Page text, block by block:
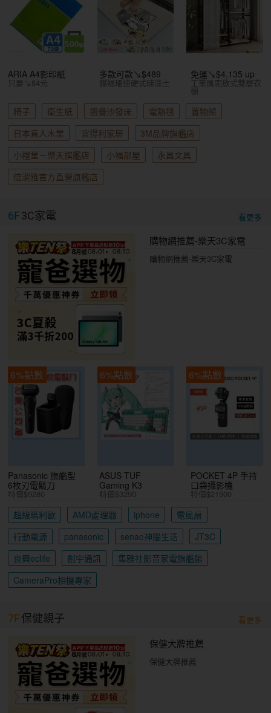
ARIA A4影印紙
只要↘84元
多款可款↘$489
貓福珊迪硬式硅藻土
免運↘$4,135 up
工業風開放式雙層衣
櫥
椅子 衛生紙 摺疊沙發床 電熱毯
置物架
日本直人木業
宜得利家居
3M品牌旗艦店
小禮堂－樂天旗艦店
小福部屋
永昌文具
倍潔雅官方直營旗艦店
6F3C家電 看更多
購物網推薦-樂天3C家電
購物網推薦-樂天3C家電
6%點數
Panasonic 旗艦型
6枚刃電鬍刀
特價$9280
6%點數
ASUS TUF
Gaming K3
特價$3290
6%點數
POCKET 4P 手持
口袋攝影機
特價$21900
超級瑪利歐 AMD處理器 iphone
電風扇
行動電源
panasonic senao神腦生活
JT3C
良興eclife
創宇通訊
集雅社影音家電旗艦館
CameraPro相機專家
7F保健親子 看更多
保健大牌推薦
保健大牌推薦